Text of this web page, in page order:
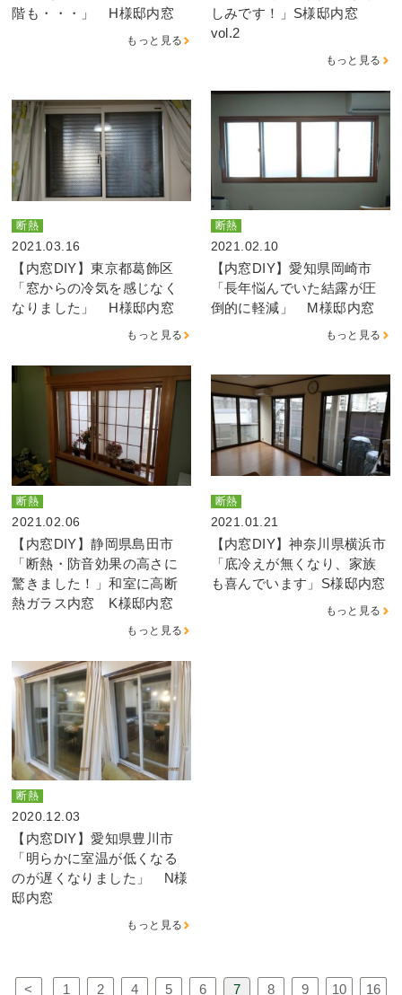
階も・・・」 H様邸内窓
もっと見る
しみです！」S様邸内窓
vol.2
もっと見る
断熱
2021.03.16
【内窓DIY】東京都葛飾区
「窓からの冷気を感じなく
なりました」 H様邸内窓
もっと見る
断熱
2021.02.10
【内窓DIY】愛知県岡崎市
「長年悩んでいた結露が圧
倒的に軽減」 M様邸内窓
もっと見る
断熱
2021.02.06
【内窓DIY】静岡県島田市
「断熱・防音効果の高さに
驚きました！」和室に高断
熱ガラス内窓 K様邸内窓
もっと見る
断熱
2021.01.21
【内窓DIY】神奈川県横浜市
「底冷えが無くなり、家族
も喜んでいます」S様邸内窓
もっと見る
断熱
2020.12.03
【内窓DIY】愛知県豊川市
「明らかに室温が低くなる
のが遅くなりました」 N様
邸内窓
もっと見る
< 1 2 4 5 6 7 8 9 10 16